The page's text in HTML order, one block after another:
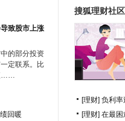
致股市上涨
的部分投资
定联系。比
……
回暖
搜狐理财社
[理财] 负利率
[理财] 在最困